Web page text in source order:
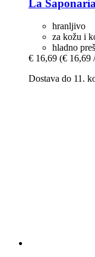
La Saponaria
hranljivo
za kožu i
hladno
€ 16,69 (€ 16,69
Dostava do 11.